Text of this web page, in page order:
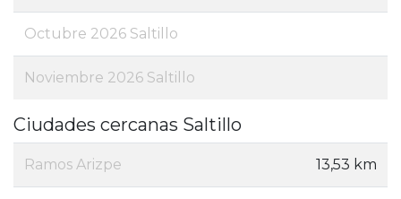
Octubre 2026 Saltillo
Noviembre 2026 Saltillo
Ciudades cercanas Saltillo
Ramos Arizpe 13,53 km